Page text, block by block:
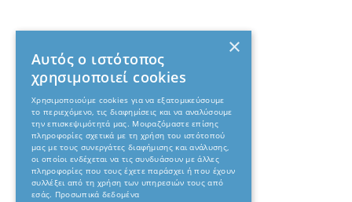
×
Αυτός ο ιστότοπος
χρησιμοποιεί cookies
Χρησιμοποιούμε cookies για να εξατομικεύσουμε
το περιεχόμενο, τις διαφημίσεις και να αναλύσουμε
την επισκεψιμότητά μας. Μοιραζόμαστε επίσης
πληροφορίες σχετικά με τη χρήση του ιστότοπού
μας με τους συνεργάτες διαφήμισης και ανάλυσης,
οι οποίοι ενδέχεται να τις συνδυάσουν με άλλες
πληροφορίες που τους έχετε παράσχει ή που έχουν
συλλέξει από τη χρήση των υπηρεσιών τους από
εσάς. Προσωπικά δεδομένα